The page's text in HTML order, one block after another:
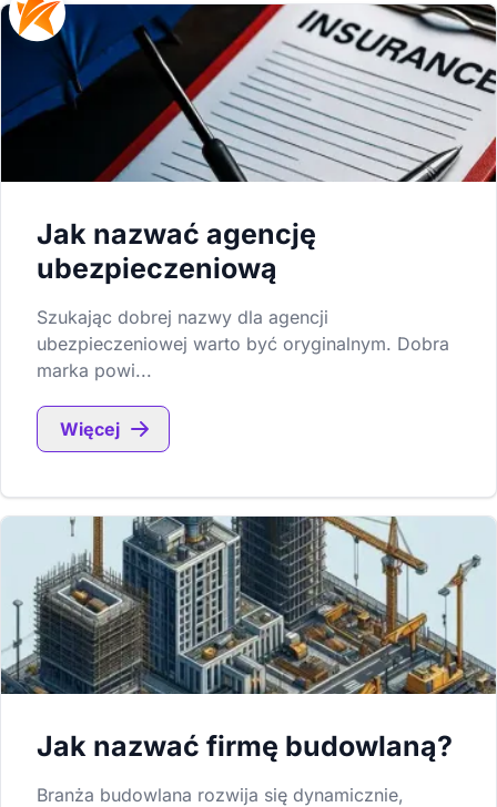
Jak nazwać agencję
ubezpieczeniową
Szukając dobrej nazwy dla agencji
ubezpieczeniowej warto być oryginalnym. Dobra
marka powi...
Więcej
Jak nazwać firmę budowlaną?
Branża budowlana rozwija się dynamicznie,